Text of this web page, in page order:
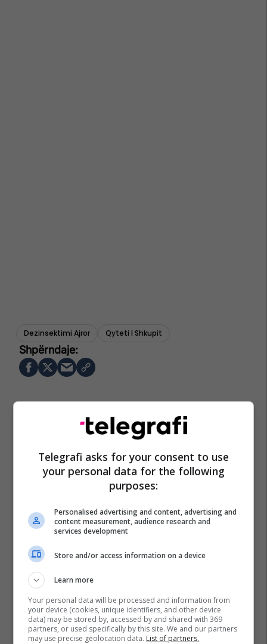
Dezinsektimi Ajror Qyteti I Shkupit
Telegrafi asks for your consent to use
your personal data for the following
purposes:
Personalised advertising and content, advertising and
content measurement, audience research and
services development
Store and/or access information on a device
Learn more
Your personal data will be processed and information from
your device (cookies, unique identifiers, and other device
data) may be stored by, accessed by and shared with 369
partners, or used specifically by this site. We and our partners
may use precise geolocation data. List of partners.